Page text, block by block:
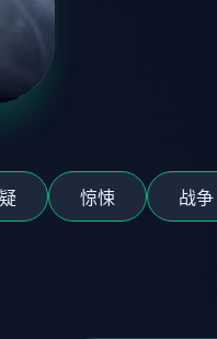
惊悚 战争